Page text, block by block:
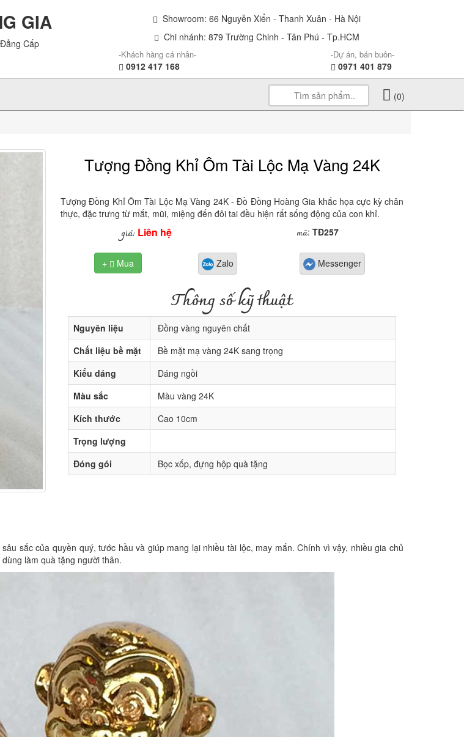
GIA
Cấp
Showroom: 66 Nguyễn Xiển - Thanh Xuân - Hà Nội
Chi nhánh: 879 Trường Chinh - Tân Phú - Tp.HCM
-Khách hàng cá nhân-
0912 417 168
-Dự án, bán buôn-
0971 401 879
(0)
Tượng Đồng Khỉ Ôm Tài Lộc Mạ Vàng 24K
Tượng Đồng Khỉ Ôm Tài Lộc Mạ Vàng 24K - Đồ Đồng Hoàng Gia khắc họa cực kỳ chân
thực, đặc trưng từ mắt, mũi, miệng đến đôi tai đều hiện rất sống động của con khỉ.
giá: Liên hệ mã:TĐ257
+  Mua Zalo Messenger
Thông số kỹ thuật
Nguyên liệu
Đồng vàng nguyên chất
Chất liệu bề mặt
Bề mặt mạ vàng 24K sang trọng
Kiểu dáng
Dáng ngồi
Màu sắc
Màu vàng 24K
Kích thước
Cao 10cm
Trọng lượng
Đóng gói
Bọc xốp, đựng hộp quà tặng
sắc của quyền quý, tước hầu và giúp mang lại nhiều tài lộc, may mắn. Chính vì vậy, nhiều gia chủ
làm quà tặng người thân.